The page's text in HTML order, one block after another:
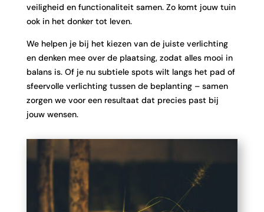
veiligheid en functionaliteit samen. Zo komt jouw tuin
ook in het donker tot leven.
We helpen je bij het kiezen van de juiste verlichting
en denken mee over de plaatsing, zodat alles mooi in
balans is. Of je nu subtiele spots wilt langs het pad of
sfeervolle verlichting tussen de beplanting – samen
zorgen we voor een resultaat dat precies past bij
jouw wensen.